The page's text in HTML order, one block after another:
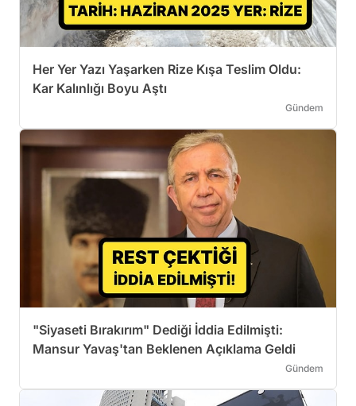
Her Yer Yazı Yaşarken Rize Kışa Teslim Oldu:
Kar Kalınlığı Boyu Aştı
Gündem
"Siyaseti Bırakırım" Dediği İddia Edilmişti:
Mansur Yavaş'tan Beklenen Açıklama Geldi
Gündem